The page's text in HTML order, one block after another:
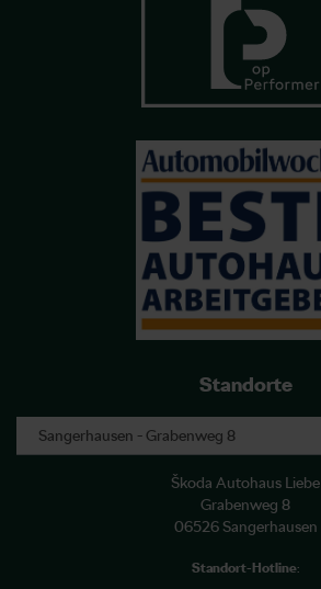
Standorte
Škoda Autohaus Liebe
Grabenweg 8
06526 Sangerhausen
Standort-Hotline: